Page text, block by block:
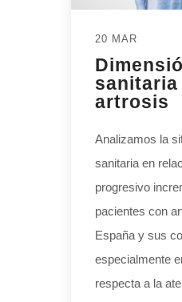
20 MAR
sanitaria
artrosis
Analizamos la
sanitaria en
progresivo
pacientes con
España y sus
especialmente
respecta a la